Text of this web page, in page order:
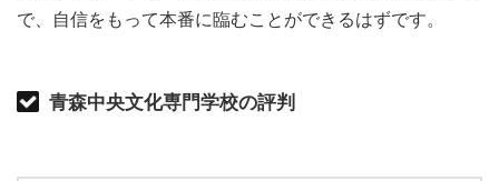
で、自信をもって本番に臨むことができるはずです。
青森中央文化専門学校の評判